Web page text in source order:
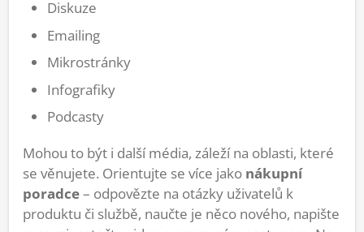
Diskuze
Emailing
Mikrostránky
Infografiky
Podcasty
Mohou to být i další média, záleží na oblasti, které
se věnujete. Orientujte se více jako nákupní
poradce– odpovězte na otázky uživatelů k
produktu či službě, naučte je něco nového, napište